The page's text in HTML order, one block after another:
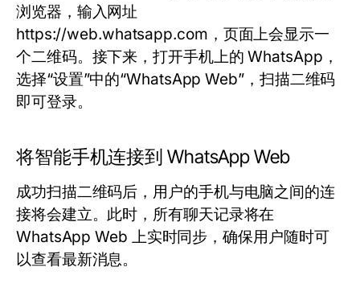
浏览器，输入网址
https://web.whatsapp.com，页面上会显示一
个二维码。接下来，打开手机上的 WhatsApp，
选择“设置”中的“WhatsApp Web”，扫描二维码
即可登录。
将智能手机连接到 WhatsApp Web
成功扫描二维码后，用户的手机与电脑之间的连
接将会建立。此时，所有聊天记录将在
WhatsApp Web 上实时同步，确保用户随时可
以查看最新消息。